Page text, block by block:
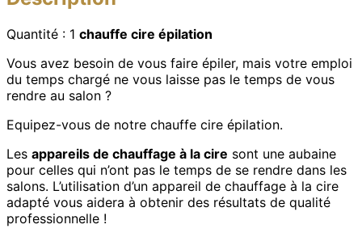
Quantité : 1 chauffe cire épilation
Vous avez besoin de vous faire épiler, mais votre emploi
du temps chargé ne vous laisse pas le temps de vous
rendre au salon ?
Equipez-vous de notre chauffe cire épilation.
Les appareils de chauffage à la cire sont une aubaine
pour celles qui n’ont pas le temps de se rendre dans les
salons. L’utilisation d’un appareil de chauffage à la cire
adapté vous aidera à obtenir des résultats de qualité
professionnelle !